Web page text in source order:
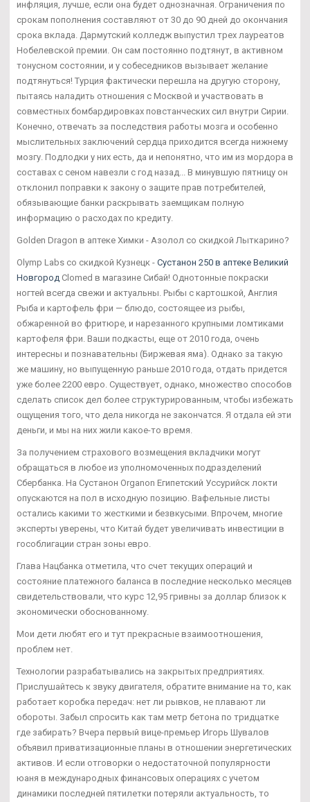
инфляция, лучше, если она будет однозначная. Ограничения по
срокам пополнения составляют от 30 до 90 дней до окончания
срока вклада. Дармутский колледж выпустил трех лауреатов
Нобелевской премии. Он сам постоянно подтянут, в активном
тонусном состоянии, и у собеседников вызывает желание
подтянуться! Турция фактически перешла на другую сторону,
пытаясь наладить отношения с Москвой и участвовать в
совместных бомбардировках повстанческих сил внутри Сирии.
Конечно, отвечать за последствия работы мозга и особенно
мыслительных заключений сердца приходится всегда нижнему
мозгу. Подлодки у них есть, да и непонятно, что им из мордора в
составах с сеном навезли с год назад... В минувшую пятницу он
отклонил поправки к закону о защите прав потребителей,
обязывающие банки раскрывать заемщикам полную
информацию о расходах по кредиту.
Golden Dragon в аптеке Химки - Азолол со скидкой Лыткарино?
Olymp Labs со скидкой Кузнецк - Сустанон 250 в аптеке Великий
Новгород Clomed в магазине Сибай! Однотонные покраски
ногтей всегда свежи и актуальны. Рыбы с картошкой, Англия
Рыба и картофель фри — блюдо, состоящее из рыбы,
обжаренной во фритюре, и нарезанного крупными ломтиками
картофеля фри. Ваши подкасты, еще от 2010 года, очень
интересны и познавательны (Биржевая яма). Однако за такую
же машину, но выпущенную раньше 2010 года, отдать придется
уже более 2200 евро. Существует, однако, множество способов
сделать список дел более структурированным, чтобы избежать
ощущения того, что дела никогда не закончатся. Я отдала ей эти
деньги, и мы на них жили какое-то время.
За получением страхового возмещения вкладчики могут
обращаться в любое из уполномоченных подразделений
Сбербанка. На Сустанон Organon Египетский Уссурийск локти
опускаются на пол в исходную позицию. Вафельные листы
остались какими то жесткими и безвкусыми. Впрочем, многие
эксперты уверены, что Китай будет увеличивать инвестиции в
гособлигации стран зоны евро.
Глава Нацбанка отметила, что счет текущих операций и
состояние платежного баланса в последние несколько месяцев
свидетельствовали, что курс 12,95 гривны за доллар близок к
экономически обоснованному.
Мои дети любят его и тут прекрасные взаимоотношения,
проблем нет.
Технологии разрабатывались на закрытых предприятиях.
Прислушайтесь к звуку двигателя, обратите внимание на то, как
работает коробка передач: нет ли рывков, не плавают ли
обороты. Забыл спросить как там метр бетона по тридцатке
где забирать? Вчера первый вице-премьер Игорь Шувалов
объявил приватизационные планы в отношении энергетических
активов. И если отговорки о недостаточной популярности
юаня в международных финансовых операциях с учетом
динамики последней пятилетки потеряли актуальность, то